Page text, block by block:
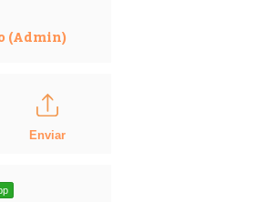
(Admin)
Enviar